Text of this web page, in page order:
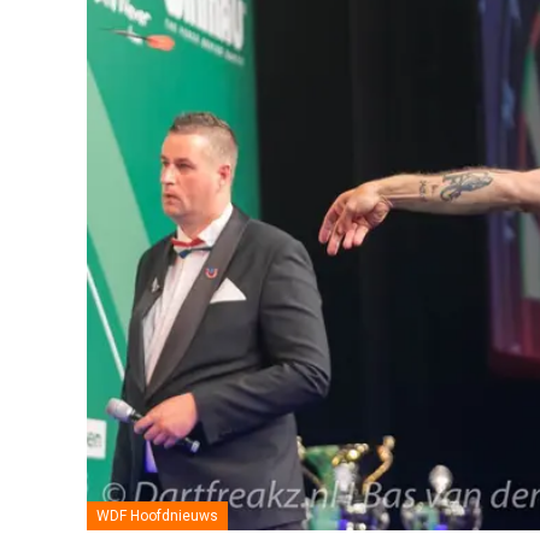
WDF Hoofdnieuws